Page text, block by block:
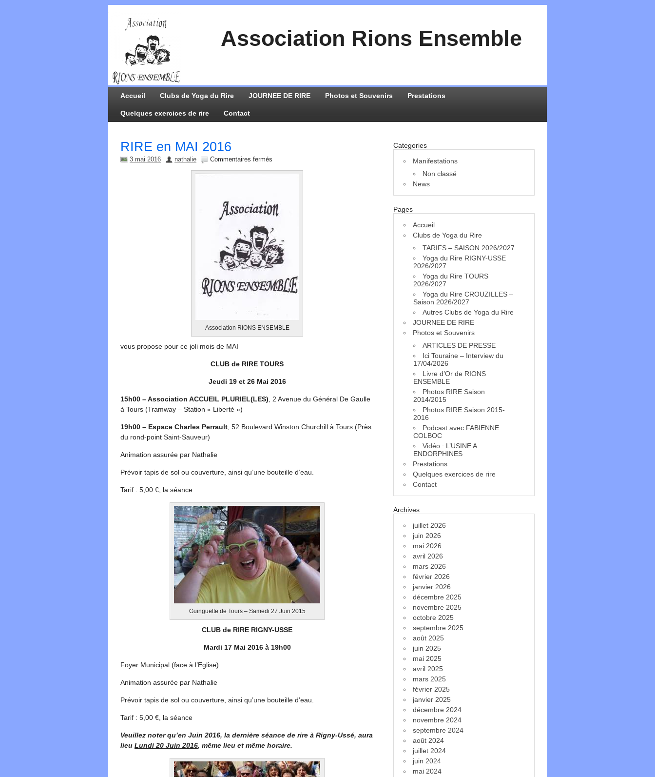
Association Rions Ensemble
Accueil Clubs de Yoga du Rire JOURNEE DE RIRE Photos et Souvenirs Prestations
Quelques exercices de rire Contact
RIRE en MAI 2016
3 mai 2016 nathalie Commentaires fermés
Association RIONS ENSEMBLE
vous propose pour ce joli mois de MAI
CLUB de RIRE TOURS
Jeudi 19 et 26 Mai 2016
15h00 – Association ACCUEIL PLURIEL(LES) , 2 Avenue du Général De Gaulle
à Tours (Tramway – Station « Liberté »)
19h00 – Espace Charles Perrault , 52 Boulevard Winston Churchill à Tours (Près
du rond-point Saint-Sauveur)
Animation assurée par Nathalie
Prévoir tapis de sol ou couverture, ainsi qu’une bouteille d’eau.
Tarif : 5,00 €, la séance
Guinguette de Tours – Samedi 27 Juin 2015
CLUB de RIRE RIGNY-USSE
Mardi 17 Mai 2016 à 19h00
Foyer Municipal (face à l’Eglise)
Animation assurée par Nathalie
Prévoir tapis de sol ou couverture, ainsi qu’une bouteille d’eau.
Tarif : 5,00 €, la séance
Veuillez noter qu’en Juin 2016, la dernière séance de rire à Rigny-Ussé, aura
lieu Lundi 20 Juin 2016, même lieu et même horaire.
Categories
Manifestations
Non classé
News
Pages
Accueil
Clubs de Yoga du Rire
TARIFS – SAISON 2026/2027
Yoga du Rire RIGNY-USSE
2026/2027
Yoga du Rire TOURS
2026/2027
Yoga du Rire CROUZILLES –
Saison 2026/2027
Autres Clubs de Yoga du Rire
JOURNEE DE RIRE
Photos et Souvenirs
ARTICLES DE PRESSE
Ici Touraine – Interview du
17/04/2026
Livre d’Or de RIONS
ENSEMBLE
Photos RIRE Saison
2014/2015
Photos RIRE Saison 2015-
2016
Podcast avec FABIENNE
COLBOC
Vidéo : L’USINE A
ENDORPHINES
Prestations
Quelques exercices de rire
Contact
Archives
juillet 2026
juin 2026
mai 2026
avril 2026
mars 2026
février 2026
janvier 2026
décembre 2025
novembre 2025
octobre 2025
septembre 2025
août 2025
juin 2025
mai 2025
avril 2025
mars 2025
février 2025
janvier 2025
décembre 2024
novembre 2024
septembre 2024
août 2024
juillet 2024
juin 2024
mai 2024